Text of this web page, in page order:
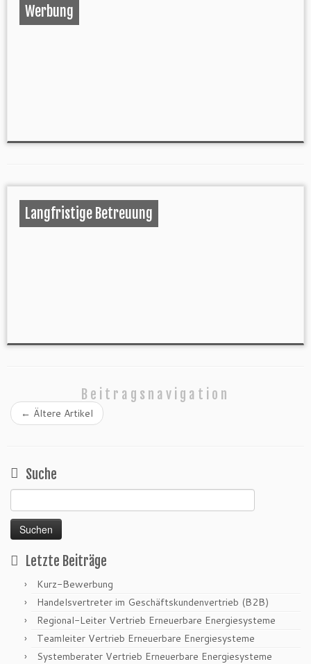
Werbung
Langfristige Betreuung
Beitragsnavigation
← Ältere Artikel
Suche
nach:
Letzte Beiträge
Kurz-Bewerbung
Handelsvertreter im Geschäftskundenvertrieb (B2B)
Regional-Leiter Vertrieb Erneuerbare Energiesysteme
Teamleiter Vertrieb Erneuerbare Energiesysteme
Systemberater Vertrieb Erneuerbare Energiesysteme